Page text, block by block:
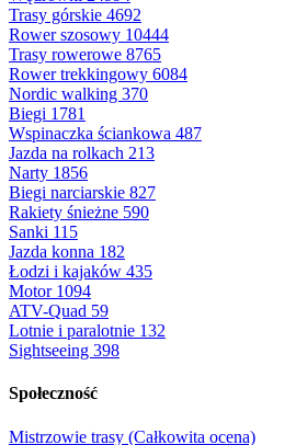
Trasy górskie 4692
Rower szosowy 10444
Trasy rowerowe 8765
Rower trekkingowy 6084
Nordic walking 370
Biegi 1781
Wspinaczka ściankowa 487
Jazda na rolkach 213
Narty 1856
Biegi narciarskie 827
Rakiety śnieżne 590
Sanki 115
Jazda konna 182
Łodzi i kajaków 435
Motor 1094
ATV-Quad 59
Lotnie i paralotnie 132
Sightseeing 398
Społeczność
Mistrzowie trasy (Całkowita ocena)